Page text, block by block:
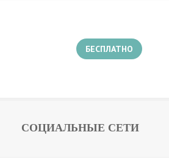
БЕСПЛАТНО
СОЦИАЛЬНЫЕ СЕТИ